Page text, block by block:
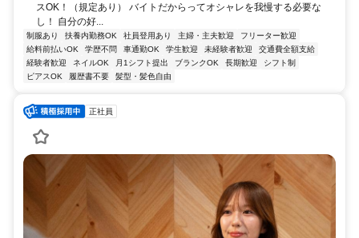
スOK！（規定あり） バイトだからってオシャレを我慢する必要な
し！ 自分の好...
制服あり 扶養内勤務OK 社員登用あり 主婦・主夫歓迎
フリーター歓迎
給料前払いOK
学歴不問 車通勤OK 学生歓迎 未経験者歓迎
交通費全額支給
経験者歓迎
ネイルOK 月1シフト提出 ブランクOK 長期歓迎
シフト制
ピアスOK
履歴書不要 髪型・髪色自由
正社員